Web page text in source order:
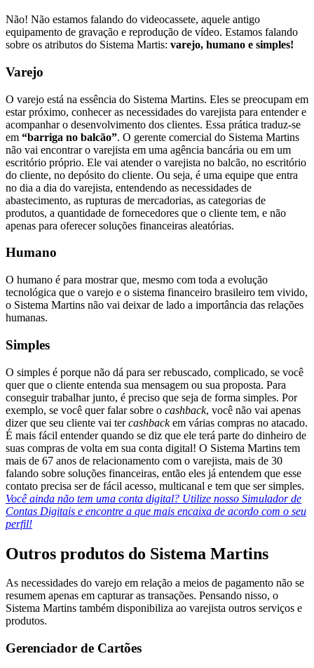
Não! Não estamos falando do videocassete, aquele antigo
equipamento de gravação e reprodução de vídeo. Estamos falando
sobre os atributos do Sistema Martis: varejo, humano e simples!
Varejo
O varejo está na essência do Sistema Martins. Eles se preocupam em
estar próximo, conhecer as necessidades do varejista para entender e
acompanhar o desenvolvimento dos clientes. Essa prática traduz-se
em “barriga no balcão”. O gerente comercial do Sistema Martins
não vai encontrar o varejista em uma agência bancária ou em um
escritório próprio. Ele vai atender o varejista no balcão, no escritório
do cliente, no depósito do cliente. Ou seja, é uma equipe que entra
no dia a dia do varejista, entendendo as necessidades de
abastecimento, as rupturas de mercadorias, as categorias de
produtos, a quantidade de fornecedores que o cliente tem, e não
apenas para oferecer soluções financeiras aleatórias.
Humano
O humano é para mostrar que, mesmo com toda a evolução
tecnológica que o varejo e o sistema financeiro brasileiro tem vivido,
o Sistema Martins não vai deixar de lado a importância das relações
humanas.
Simples
O simples é porque não dá para ser rebuscado, complicado, se você
quer que o cliente entenda sua mensagem ou sua proposta. Para
conseguir trabalhar junto, é preciso que seja de forma simples. Por
exemplo, se você quer falar sobre o cashback, você não vai apenas
dizer que seu cliente vai tercashbackem várias compras no atacado.
É mais fácil entender quando se diz que ele terá parte do dinheiro de
suas compras de volta em sua conta digital! O Sistema Martins tem
mais de 67 anos de relacionamento com o varejista, mais de 30
falando sobre soluções financeiras, então eles já entendem que esse
contato precisa ser de fácil acesso, multicanal e tem que ser simples.
Você ainda não tem uma conta digital? Utilize nosso Simulador de
Contas Digitais e encontre a que mais encaixa de acordo com o seu
perfil!
Outros produtos do Sistema Martins
As necessidades do varejo em relação a meios de pagamento não se
resumem apenas em capturar as transações. Pensando nisso, o
Sistema Martins também disponibiliza ao varejista outros serviços e
produtos.
Gerenciador de Cartões